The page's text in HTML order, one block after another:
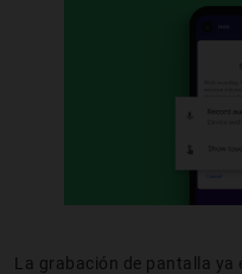
La grabación de pantalla ya